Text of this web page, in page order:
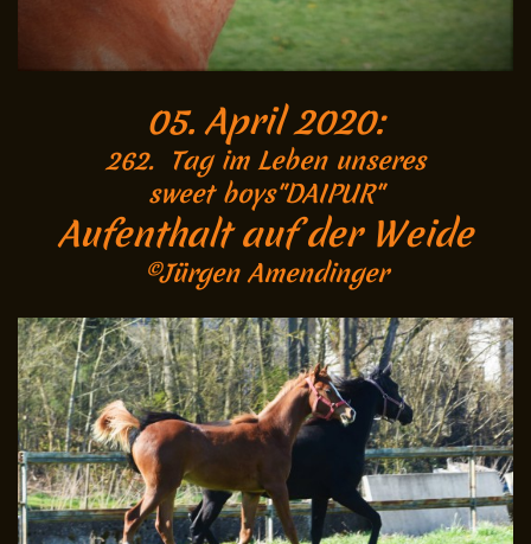
05. April 2020:
262. Tag im Leben unseres
sweet boys"DAIPUR"
Aufenthalt auf der Weide
©Jürgen Amendinger